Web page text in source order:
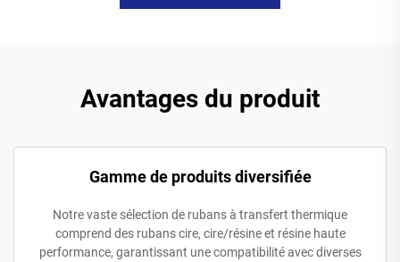
Avantages du produit
Gamme de produits diversifiée
Notre vaste sélection de rubans à transfert thermique
comprend des rubans cire, cire/résine et résine haute
performance, garantissant une compatibilité avec diverses